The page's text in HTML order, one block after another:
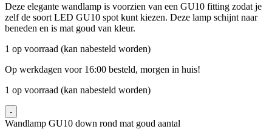
Deze elegante wandlamp is voorzien van een GU10 fitting zodat je
zelf de soort LED GU10 spot kunt kiezen. Deze lamp schijnt naar
beneden en is mat goud van kleur.
1 op voorraad (kan nabesteld worden)
Op werkdagen voor 16:00 besteld, morgen in huis!
1 op voorraad (kan nabesteld worden)
-
Wandlamp GU10 down rond mat goud aantal